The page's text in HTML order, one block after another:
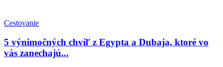
Cestovanie
5 výnimočných chvíľ z Egypta a Dubaja, ktoré vo
vás zanechajú...